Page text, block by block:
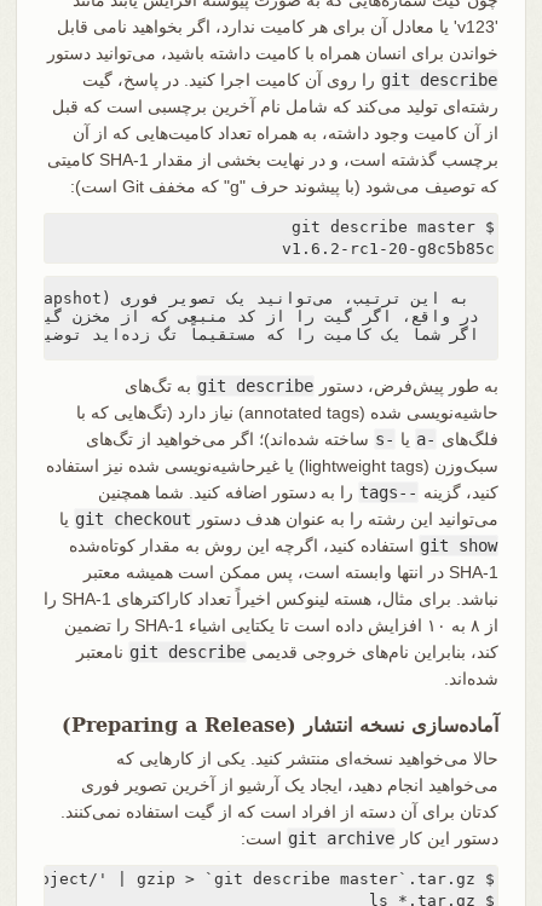
'v123' یا معادل آن برای هر کامیت ندارد، اگر بخواهید نامی قابل
خواندن برای انسان همراه با کامیت داشته باشید، می‌توانید دستور
git describe را روی آن کامیت اجرا کنید. در پاسخ، گیت
رشته‌ای تولید می‌کند که شامل نام آخرین برچسبی است که قبل
از آن کامیت وجود داشته، به همراه تعداد کامیت‌هایی که از آن
برچسب گذشته است، و در نهایت بخشی از مقدار SHA-1 کامیتی
که توصیف می‌شود (با پیشوند حرف "g" که مخفف Git است):
$ git describe master
v1.6.2-rc1-20-g8c5b85c
اگر شما یک کامیت را که مستقیماً تگ زده‌اید توضیح دهید، فقط نام تگ را نشان می‌دهد.
به طور پیش‌فرض، دستور git describe به تگ‌های
حاشیه‌نویسی شده (annotated tags) نیاز دارد (تگ‌هایی که با
فلگ‌های -a یا -s
ساخته شده‌اند)؛ اگر می‌خواهید از تگ‌های
سبک‌وزن (lightweight tags) یا غیرحاشیه‌نویسی شده نیز استفاده
کنید، گزینه --tags
را به دستور اضافه کنید. شما همچنین
می‌توانید این رشته را به عنوان هدف دستور
git checkout یا
git show استفاده کنید، اگرچه این روش به مقدار کوتاه‌شده
SHA-1 در انتها وابسته است، پس ممکن است همیشه معتبر
نباشد. برای مثال، هسته لینوکس اخیراً تعداد کاراکترهای SHA-1 را
از ۸ به ۱۰ افزایش داده است تا یکتایی اشیاء SHA-1 را تضمین
کند، بنابراین نام‌های خروجی قدیمی git describe نامعتبر
شده‌اند.
آماده‌سازی نسخه انتشار (Preparing a Release)
حالا می‌خواهید نسخه‌ای منتشر کنید. یکی از کارهایی که
می‌خواهید انجام دهید، ایجاد یک آرشیو از آخرین تصویر فوری
کدتان برای آن دسته از افراد است که از گیت استفاده نمی‌کنند.
دستور این کار git archive است: